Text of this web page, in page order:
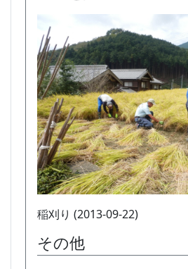
稲刈り (2013-09-22)
その他